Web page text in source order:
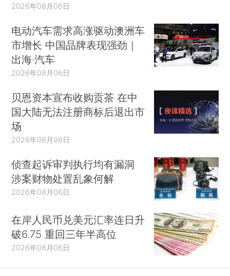
2026年08月06日
电动汽车需求高涨驱动澳洲车
市增长 中国品牌表现强劲｜
出海·汽车
2026年08月06日
贝恩资本宣布收购贡茶 在中
国大陆无法注册商标后退出市
场
2026年08月06日
侦查起诉审判执行均有漏洞
涉案财物处置乱象何解
2026年08月06日
在岸人民币兑美元汇率连日升
破6.75 重回三年半高位
2026年08月06日